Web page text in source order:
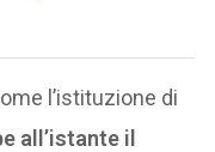
l’istituzione di
all’istante il